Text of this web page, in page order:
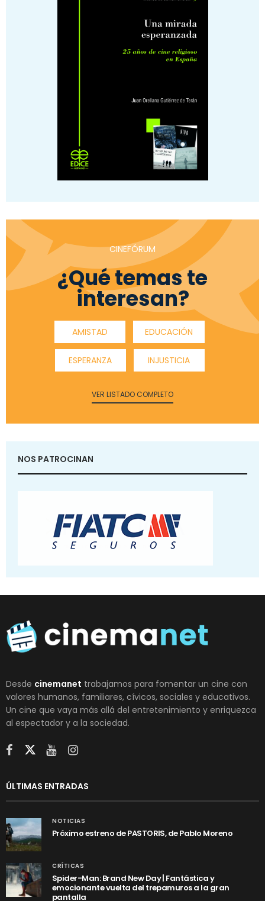
CINEFÓRUM
¿Qué temas te
interesan?
AMISTAD EDUCACIÓN
ESPERANZA INJUSTICIA
VER LISTADO COMPLETO
NOS PATROCINAN
Desde cinemanet trabajamos para fomentar un cine con
valores humanos, familiares, cívicos, sociales y educativos.
Un cine que vaya más allá del entretenimiento y enriquezca
al espectador y a la sociedad.
ÚLTIMAS ENTRADAS
NOTICIAS
Próximo estreno de PASTORIS, de Pablo Moreno
CRÍTICAS
Spider-Man: Brand New Day | Fantástica y
emocionante vuelta del trepamuros a la gran
pantalla